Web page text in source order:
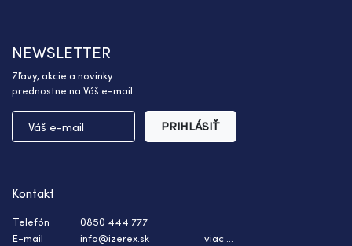
NEWSLETTER
Zľavy, akcie a novinky
prednostne na Váš e-mail.
PRIHLÁSIŤ
Kontakt
Telefón
0850 444 777
E-mail
info@izerex.sk viac ...